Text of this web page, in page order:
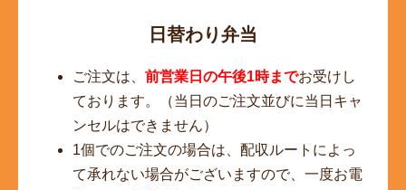
日替わり弁当
ご注文は、 前営業日の午後1時までお受けし
ております。（当日のご注文並びに当日キャ
ンセルはできません）
1個でのご注文の場合は、配収ルートによっ
て承れない場合がございますので、一度お電